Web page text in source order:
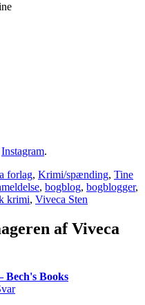
Instagram.
forlag, Krimi/spænding, Tine
, bogblog, bogblogger,
krimi, Viveca Sten
af Viveca
Bech's Books